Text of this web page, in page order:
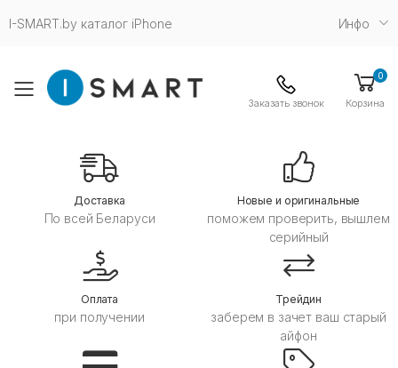
I-SMART.by каталог iPhone Инфо
Toggle mobile menuЗаказать звонок
0
Корзина
Дoставка
По всей Беларуси
Новые и оригинальные
поможем проверить, вышлем
серийный
Оплата
при получении
Трейдин
заберем в зачет ваш старый
айфон